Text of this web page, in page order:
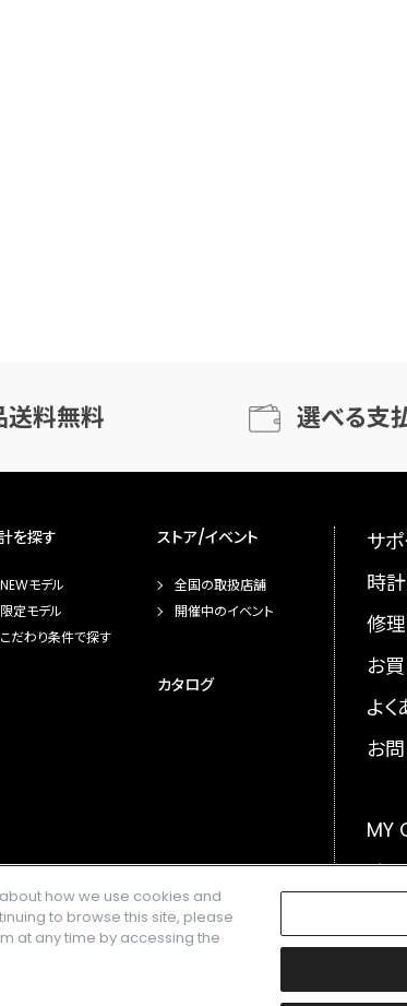
送料無料 選べる支
を探す
NEWモデル
限定モデル
こだわり条件で探す
ストア/イベント
全国の取扱店舗
開催中のイベント
カタログ
サ
時
修理
お
よ
お
MY
メ
how we use cookies and
to browse this site, please
at any time by accessing the